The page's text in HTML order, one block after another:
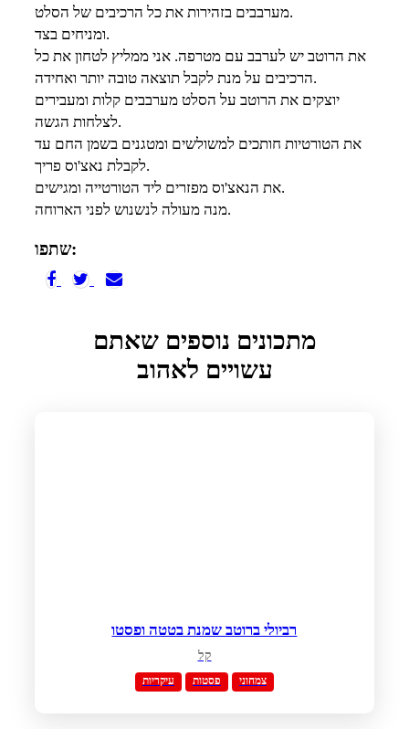
מערבבים בזהירות את כל הרכיבים של הסלט.
ומניחים בצד.
את הרוטב יש לערבב עם מטרפה. אני ממליץ לטחון את כל
הרכיבים על מנת לקבל תוצאה טובה יותר ואחידה.
יוצקים את הרוטב על הסלט מערבבים קלות ומעבירים
לצלחות הגשה.
את הטורטיות חותכים למשולשים ומטגנים בשמן החם עד
לקבלת נאצ'וס פריך.
את הנאצ'וס מפזרים ליד הטורטייה ומגישים.
מנה מעולה לנשנוש לפני הארוחה.
שתפו:
מתכונים נוספים שאתם
עשויים לאהוב
רביולי ברוטב שמנת בטטה ופסטו
קל
עיקריות פסטות צמחוני